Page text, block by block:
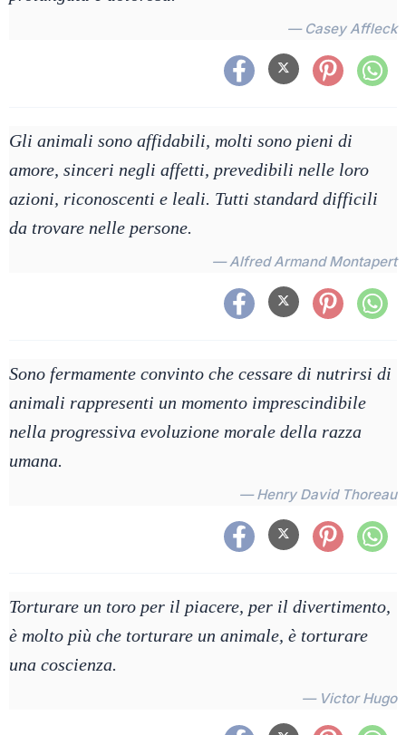
— Casey Affleck
Gli animali sono affidabili, molti sono pieni di
amore, sinceri negli affetti, prevedibili nelle loro
azioni, riconoscenti e leali. Tutti standard difficili
da trovare nelle persone.
— Alfred Armand Montapert
Sono fermamente convinto che cessare di nutrirsi di
animali rappresenti un momento imprescindibile
nella progressiva evoluzione morale della razza
umana.
— Henry David Thoreau
Torturare un toro per il piacere, per il divertimento,
è molto più che torturare un animale, è torturare
una coscienza.
— Victor Hugo